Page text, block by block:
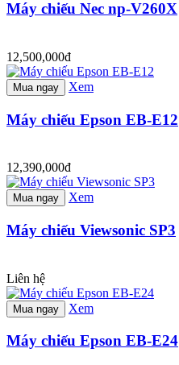
Máy chiếu Nec np-V260X
12,500,000đ
Mua ngay Xem
Máy chiếu Epson EB-E12
12,390,000đ
Mua ngay Xem
Máy chiếu Viewsonic SP3
Liên hệ
Mua ngay Xem
Máy chiếu Epson EB-E24